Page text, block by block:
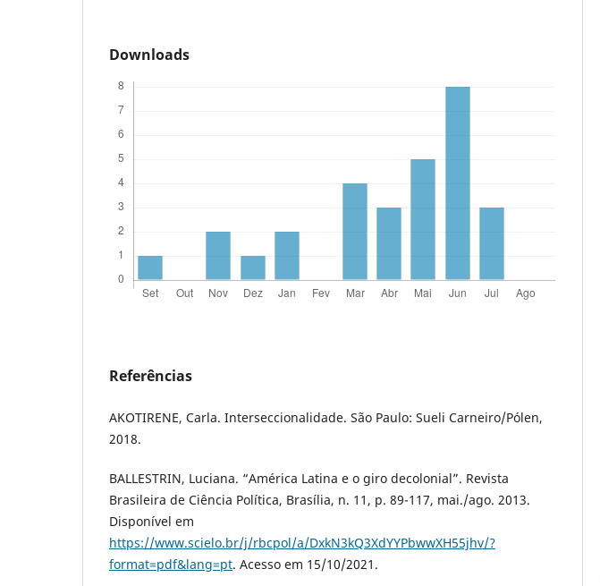
Downloads
Referências
AKOTIRENE, Carla. Interseccionalidade. São Paulo: Sueli Carneiro/Pólen,
2018.
BALLESTRIN, Luciana. “América Latina e o giro decolonial”. Revista
Brasileira de Ciência Política, Brasília, n. 11, p. 89-117, mai./ago. 2013.
Disponível em
https://www.scielo.br/j/rbcpol/a/DxkN3kQ3XdYYPbwwXH55jhv/?
format=pdf&lang=pt. Acesso em 15/10/2021.